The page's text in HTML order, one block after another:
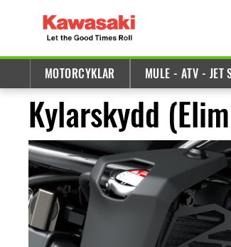
MOTORCYKLAR MULE - ATV - JET
Kylarskydd